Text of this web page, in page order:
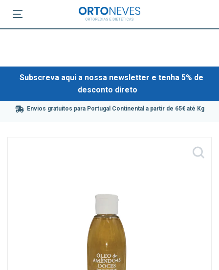
Subscreva aqui a nossa newsletter e tenha 5% de
desconto direto
Envios gratuitos para Portugal Continental a partir de 65€ até Kg